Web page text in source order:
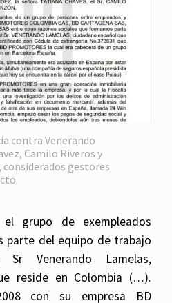
contra Venerando
Camilo Riveros y
gestores
grupo de exempleados
parte del equipo de trabajo
Venerando Lamelas,
reside en Colombia (…).
con su empresa BD